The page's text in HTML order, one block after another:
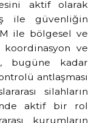
aktif olarak
ile güvenliğin
ile bölgesel ve
ve
bugüne kadar
antlaşması
silahların
aktif bir rol
kurumların